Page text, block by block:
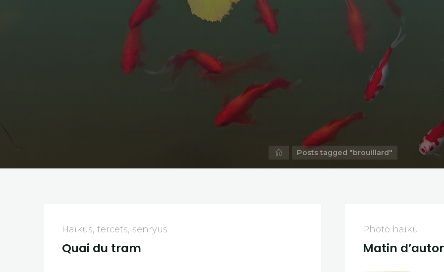
HomePosts tagged "brouillard"
Haïkus, tercets, senryus
Quai du tram
Photo haïku
Matin